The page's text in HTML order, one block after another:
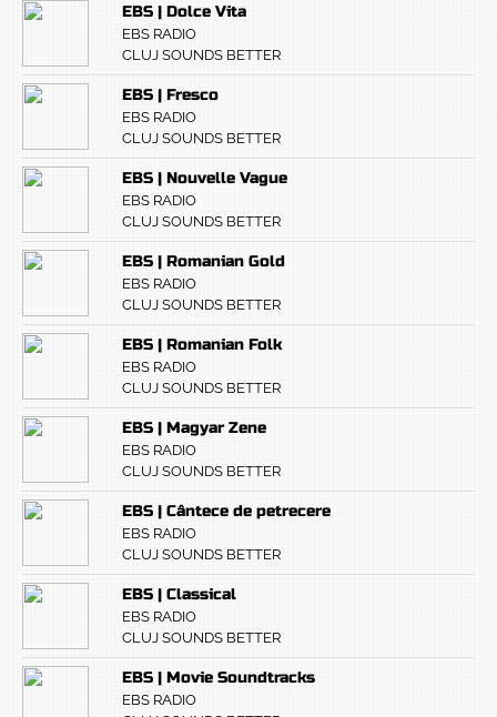
EBS | Dolce Vita
EBS RADIO
CLUJ SOUNDS BETTER
EBS | Fresco
EBS RADIO
CLUJ SOUNDS BETTER
EBS | Nouvelle Vague
EBS RADIO
CLUJ SOUNDS BETTER
EBS | Romanian Gold
EBS RADIO
CLUJ SOUNDS BETTER
EBS | Romanian Folk
EBS RADIO
CLUJ SOUNDS BETTER
EBS | Magyar Zene
EBS RADIO
CLUJ SOUNDS BETTER
EBS | Cântece de petrecere
EBS RADIO
CLUJ SOUNDS BETTER
EBS | Classical
EBS RADIO
CLUJ SOUNDS BETTER
EBS | Movie Soundtracks
EBS RADIO